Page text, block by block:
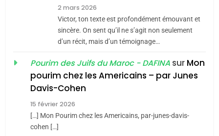
CE QUI NOUS MANQUE –
Jacques Hadida
JUDAISME
Maroc : Les amandes de
Tafraout, le miel de Tadla
du terroir
2 mars 2026
Victor, ton texte est profondément émouvant et
sincère. On sent qu’il ne s’agit non seulement
d’un récit, mais d’un témoignage…
Pourim des Juifs du Maroc - DAFINA sur Mon
pourim chez les Americains – par Junes
Davis-Cohen
15 février 2026
[…] Mon Pourim chez les Americains, par-junes-davis-
cohen […]